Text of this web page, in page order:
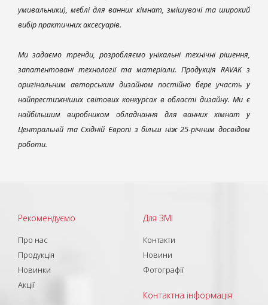
умивальники), меблі для ванних кімнат, змішувачі та широкий
вибір практичних аксесуарів.
Ми задаємо тренди, розробляємо унікальні технічні рішення,
запатентовані технології та матеріали. Продукція RAVAK з
оригінальним авторським дизайном постійно бере участь у
найпрестижніших світових конкурсах в області дизайну. Ми є
найбільшим виробником обладнання для ванних кімнат у
Центральній та Східній Європі з більш ніж 25-річним досвідом
роботи.
Рекомендуємо
Про нас
Продукція
Новинки
Акції
Для ЗМІ
Контакти
Новини
Фотографії
Контактна інформація